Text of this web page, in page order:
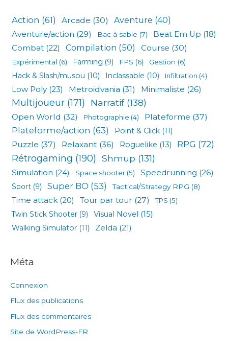
Action (61) Arcade (30) Aventure (40)
Aventure/action (29) Bac à sable (7) Beat Em Up (18)
Combat (22) Compilation (50) Course (30)
Expérimental (6) Farming (9) FPS (6) Gestion (6)
Hack & Slash/musou (10) Inclassable (10) Infiltration (4)
Low Poly (23) Metroidvania (31) Minimaliste (26)
Multijoueur (171) Narratif(138)
Open World (32) Photographie (4) Plateforme (37)
Plateforme/action (63) Point & Click (11)
Puzzle (37) Relaxant (36) Roguelike (13) RPG (72)
Rétrogaming (190) Shmup (131)
Simulation (24) Space shooter (5) Speedrunning (26)
Sport (9) Super BO (53) Tactical/Strategy RPG (8)
Time attack (20) Tour par tour (27) TPS (5)
Twin Stick Shooter (9) Visual Novel (15)
Walking Simulator (11) Zelda (21)
Méta
Connexion
Flux des publications
Flux des commentaires
Site de WordPress-FR